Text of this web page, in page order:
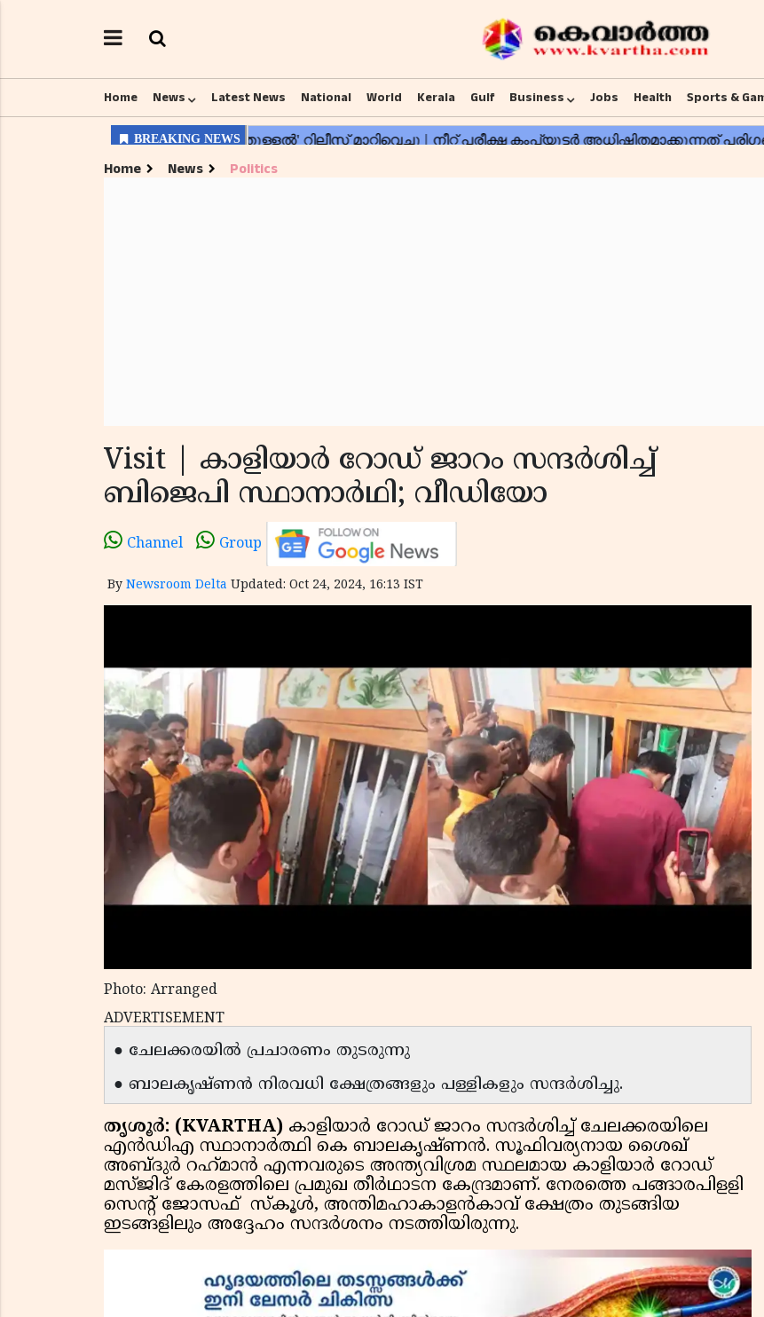
Home News Latest News National World Kerala Gulf Business Jobs Health Sports &
Home News Politics
Visit | കാളിയാർ റോഡ് ജാറം സന്ദർശിച്ച്
ബിജെപി സ്ഥാനാർഥി; വീഡിയോ
Channel Group
By Newsroom Delta Updated: Oct 24, 2024, 16:13 IST
Photo: Arranged
ADVERTISEMENT
● ചേലക്കരയിൽ പ്രചാരണം തുടരുന്നു
● ബാലകൃഷ്ണൻ നിരവധി ക്ഷേത്രങ്ങളും പള്ളികളും സന്ദർശിച്ചു.
തൃശൂർ: (KVARTHA) കാളിയാർ റോഡ് ജാറം സന്ദർശിച്ച് ചേലക്കരയിലെ
എൻഡിഎ സ്ഥാനാർത്ഥി കെ ബാലകൃഷ്ണൻ. സൂഫിവര്യനായ ശൈഖ്
അബ്ദുർ റഹ്‌മാൻ എന്നവരുടെ അന്ത്യവിശ്രമ സ്ഥലമായ കാളിയാർ റോഡ്
മസ്‌ജിദ്‌ കേരളത്തിലെ പ്രമുഖ തീർഥാടന കേന്ദ്രമാണ്. നേരത്തെ പങ്ങാരപിളളി
സെൻ്റ് ജോസഫ് സ്കൂൾ, അന്തിമഹാകാളൻകാവ് ക്ഷേത്രം തുടങ്ങിയ
ഇടങ്ങളിലും അദ്ദേഹം സന്ദർശനം നടത്തിയിരുന്നു.